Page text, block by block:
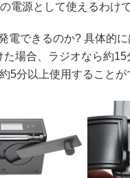
電源として使えるわけで
できるのか? 具体的
場合、ラジオなら約15
5分以上使用することが